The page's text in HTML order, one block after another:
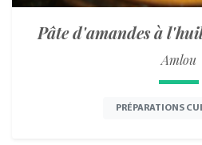
Pâte d'amandes à
Amlou
PRÉPARATIONS